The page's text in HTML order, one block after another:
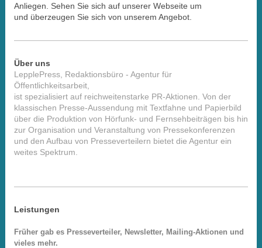
Anliegen. Sehen Sie sich auf unserer Webseite um
und überzeugen Sie sich von unserem Angebot.
Über uns
LepplePress, Redaktionsbüro - Agentur für
Öffentlichkeitsarbeit,
ist spezialisiert auf reichweitenstarke PR-Aktionen. Von der
klassischen Presse-Aussendung mit Textfahne und Papierbild
über die Produktion von Hörfunk- und Fernsehbeiträgen bis hin
zur Organisation und Veranstaltung von Pressekonferenzen
und den Aufbau von Presseverteilern bietet die Agentur ein
weites Spektrum.
Leistungen
Früher gab es Presseverteiler, Newsletter, Mailing-Aktionen und
vieles mehr.